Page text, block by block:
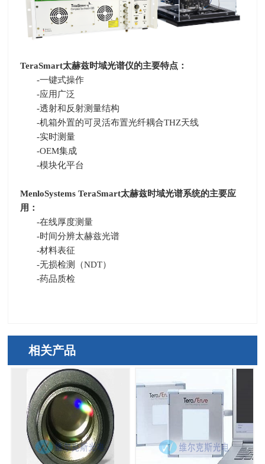
TeraSmart太赫兹时域光谱仪的主要特点：
-一键式操作
-应用广泛
-透射和反射测量结构
-机箱外置的可灵活布置光纤耦合THZ天线
-实时测量
-OEM集成
-模块化平台
MenloSystems TeraSmart太赫兹时域光谱系统的主要应
用：
-在线厚度测量
-时间分辨太赫兹光谱
-材料表征
-无损检测（NDT）
-药品质检
相关产品